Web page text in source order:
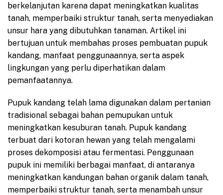
berkelanjutan karena dapat meningkatkan kualitas
tanah, memperbaiki struktur tanah, serta menyediakan
unsur hara yang dibutuhkan tanaman. Artikel ini
bertujuan untuk membahas proses pembuatan pupuk
kandang, manfaat penggunaannya, serta aspek
lingkungan yang perlu diperhatikan dalam
pemanfaatannya.
Pupuk kandang telah lama digunakan dalam pertanian
tradisional sebagai bahan pemupukan untuk
meningkatkan kesuburan tanah. Pupuk kandang
terbuat dari kotoran hewan yang telah mengalami
proses dekomposisi atau fermentasi. Penggunaan
pupuk ini memiliki berbagai manfaat, di antaranya
meningkatkan kandungan bahan organik dalam tanah,
memperbaiki struktur tanah, serta menambah unsur